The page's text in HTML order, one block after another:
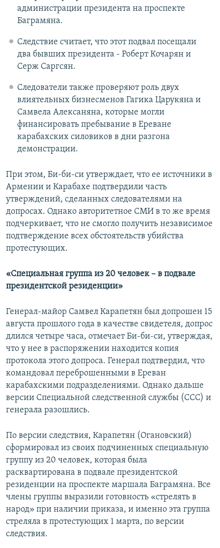
администрации президента на проспекте
Баграмяна.
Следствие считает, что этот подвал посещали
два бывших президента - Роберт Кочарян и
Серж Саргсян.
Следователи также проверяют роль двух
влиятельных бизнесменов Гагика Царукяна и
Самвела Алексаняна, которые могли
финансировать пребывание в Ереване
карабахских силовиков в дни разгона
демонстрации.
При этом, Би-би-си утверждает, что ее источники в
Армении и Карабахе подтвердили часть
утверждений, сделанных следователями на
допросах. Однако авторитетное СМИ в то же время
подчеркивает, что не смогло получить независимое
подтверждение всех обстоятельств убийства
протестующих.
«Специальная группа из 20 человек – в подвале
президентской резиденции»
Генерал-майор Самвел Карапетян был допрошен 15
августа прошлого года в качестве свидетеля, допрос
длился четыре часа, отмечает Би-би-си, утверждая,
что у нее в распоряжении находится копия
протокола этого допроса. Генерал подтвердил, что
командовал переброшенными в Ереван
карабахскими подразделениями. Однако дальше
версии Специальной следственной службы (ССС) и
генерала разошлись.
По версии следствия, Карапетян (Огановский)
сформировал из своих подчиненных специальную
группу из 20 человек, которая была
расквартирована в подвале президентской
резиденции на проспекте маршала Баграмяна. Все
члены группы выразили готовность «стрелять в
народ» при наличии приказа, и именно эта группа
стреляла в протестующих 1 марта, по версии
следствия.